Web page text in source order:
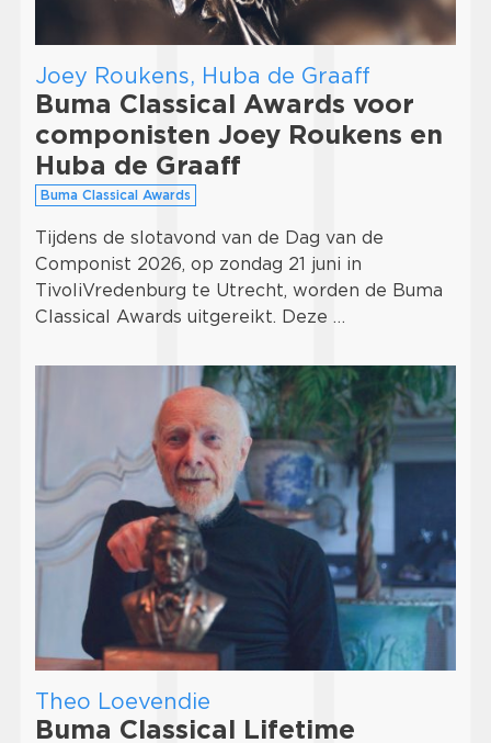
Joey Roukens, Huba de Graaff
Buma Classical Awards voor
componisten Joey Roukens en
Huba de Graaff
Buma Classical Awards
Tijdens de slotavond van de Dag van de
Componist 2026, op zondag 21 juni in
TivoliVredenburg te Utrecht, worden de Buma
Classical Awards uitgereikt. Deze …
Theo Loevendie
Buma Classical Lifetime